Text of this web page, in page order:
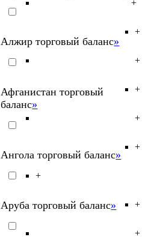
Алжир торговый баланс»
Афганистан торговый
баланс»
Ангола торговый баланс»
Аруба торговый баланс»
+
+
+
+
+
+
+
+
+